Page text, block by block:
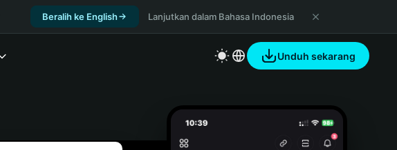
Beralih ke English Lanjutkan dalam Bahasa Indonesia
Unduh sekarang